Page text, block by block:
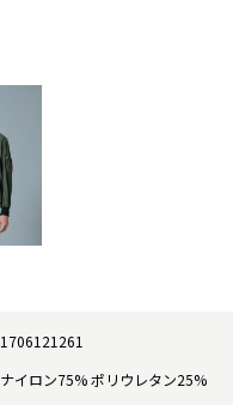
1706121261
ナイロン75% ポリウレタン25%